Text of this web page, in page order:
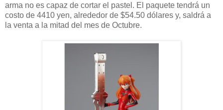
arma no es capaz de cortar el pastel. El paquete tendrá un
costo de 4410 yen, alrededor de $54.50 dólares y, saldrá a
la venta a la mitad del mes de Octubre.